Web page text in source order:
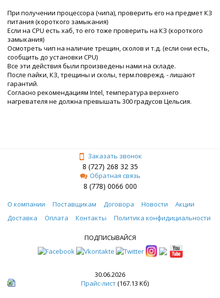
При получении процессора (чипа), проверить его на предмет КЗ
питания (короткого замыкания)
Если на CPU есть хаб, то его тоже проверить на КЗ (короткого
замыкания)
Осмотреть чип на наличие трещин, сколов и т.д. (если они есть,
сообщить до установки CPU)
Все эти действия были произведены нами на складe.
После пайки, КЗ, трещины и сколы, терм.поврежд. - лишают
гарантий.
Согласно рекомендациям Intel, температура верхнего
нагревателя не должна превышать 300 градусов Цельсия.
Заказать звонок
8 (727) 268 32 35
Обратная связь
8 (778) 0066 000
О компании Поставщикам Договора Новости
Акции
Доставка
Оплата Контакты Политика конфидициальности
ПОДПИСЫВАЙСЯ
30.06.2026
Прайс-лист(167.13 Кб)